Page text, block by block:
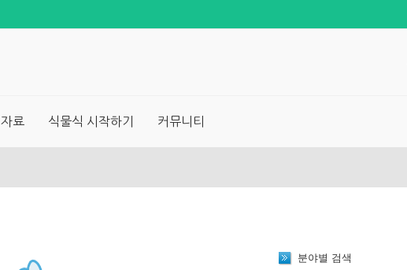
자료 식물식 시작하기 커뮤니티
분야별 검색